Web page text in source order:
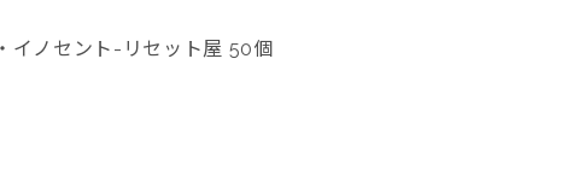
イノセント-リセット屋 50個